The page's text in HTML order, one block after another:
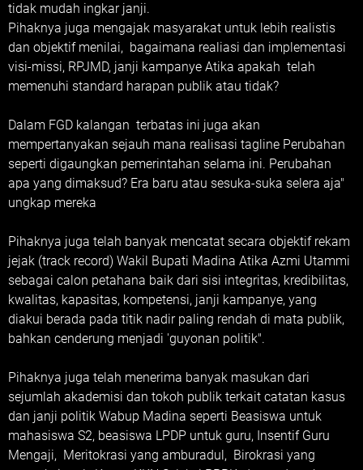
tidak mudah ingkar janji.
Pihaknya juga mengajak masyarakat untuk lebih realistis
dan objektif menilai, bagaimana realiasi dan implementasi
visi-missi, RPJMD, janji kampanye Atika apakah telah
memenuhi standard harapan publik atau tidak?
Dalam FGD kalangan terbatas ini juga akan
mempertanyakan sejauh mana realisasi tagline Perubahan
seperti digaungkan pemerintahan selama ini. Perubahan
apa yang dimaksud? Era baru atau sesuka-suka selera aja"
ungkap mereka
Pihaknya juga telah banyak mencatat secara objektif rekam
jejak (track record) Wakil Bupati Madina Atika Azmi Utammi
sebagai calon petahana baik dari sisi integritas, kredibilitas,
kwalitas, kapasitas, kompetensi, janji kampanye, yang
diakui berada pada titik nadir paling rendah di mata publik,
bahkan cenderung menjadi 'guyonan politik".
Pihaknya juga telah menerima banyak masukan dari
sejumlah akademisi dan tokoh publik terkait catatan kasus
dan janji politik Wabup Madina seperti Beasiswa untuk
mahasiswa S2, beasiswa LPDP untuk guru, Insentif Guru
Mengaji, Meritokrasi yang amburadul, Birokrasi yang